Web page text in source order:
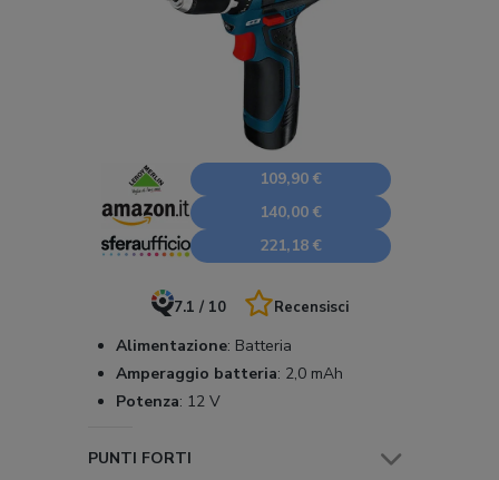
109,90 €
140,00 €
221,18 €
7.1 / 10 Recensisci
Alimentazione: Batteria
Amperaggio batteria: 2,0 mAh
Potenza: 12 V
PUNTI FORTI